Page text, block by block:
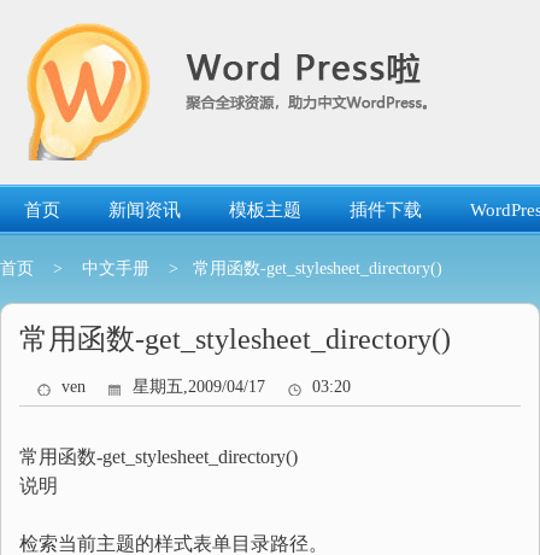
首页 新闻资讯 模板主题 插件下载
首页 > 中文手册 > 常用函数-get_stylesheet_directory()
常用函数-get_stylesheet_directory()
ven 星期五,2009/04/17 03:20
常用函数-get_stylesheet_directory()
说明
检索当前主题的样式表单目录路径。